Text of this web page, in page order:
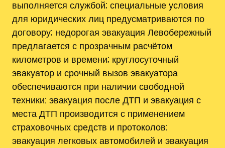
выполняется службой; специальные условия
для юридических лиц предусматриваются по
договору; недорогая эвакуация Левобережный
предлагается с прозрачным расчётом
километров и времени; круглосуточный
эвакуатор и срочный вызов эвакуатора
обеспечиваются при наличии свободной
техники; эвакуация после ДТП и эвакуация с
места ДТП производится с применением
страховочных средств и протоколов;
эвакуация легковых автомобилей и эвакуация